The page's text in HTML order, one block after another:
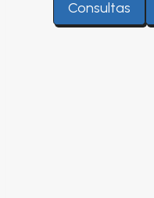
Consultas